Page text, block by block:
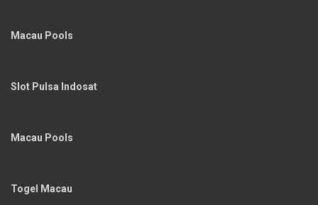
Macau Pools
Slot Pulsa Indosat
Macau Pools
Togel Macau